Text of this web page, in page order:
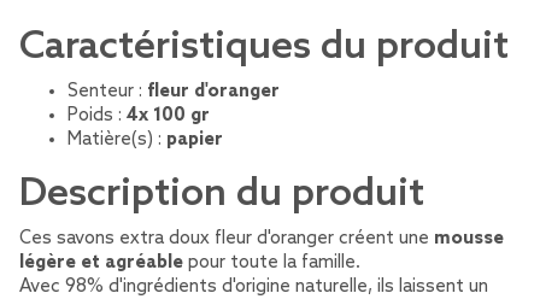
Caractéristiques du produit
Senteur : fleur d'oranger
Poids : 4x 100 gr
Matière(s) : papier
Description du produit
Ces savons extra doux fleur d'oranger créent une mousse
légère et agréable pour toute la famille.
Avec 98% d'ingrédients d'origine naturelle, ils laissent un